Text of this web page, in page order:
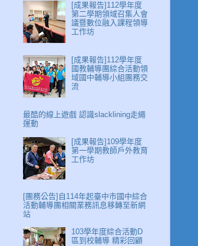
[成果報告]112學年度
第二學期領域召集人會
議暨數位融入課程領導
工作坊
[成果報告]112學年度
國教輔導團綜合活動領
域國中輔導小組團務交
流
最酷的線上遊戲 認識slacklining走繩
運動
[成果報告]109學年度
第一學期教師戶外教育
工作坊
[團務公告]自114年起臺中市國中綜合
活動輔導團相關業務訊息移轉至新網
站
103學年度綜合活動D
區到校輔導 精彩回顧